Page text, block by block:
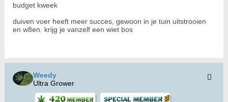
budget kweek
duiven voer heeft meer succes, gewoon in je tuin uitstrooien
en w8en. krijg je vanzelf een wiet bos
Weedy
Ultra Grower